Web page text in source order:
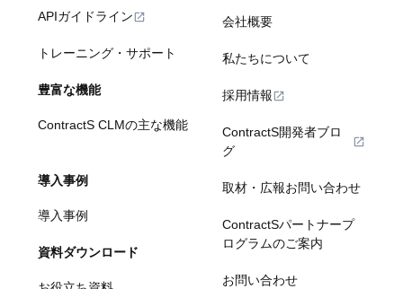
APIガイドライン
トレーニング・サポート
豊富な機能
ContractS CLMの主な機能
導入事例
導入事例
資料ダウンロード
会社概要
私たちについて
採用情報
ContractS開発者ブロ
グ
取材・広報お問い合わせ
ContractSパートナープ
ログラムのご案内
お問い合わせ